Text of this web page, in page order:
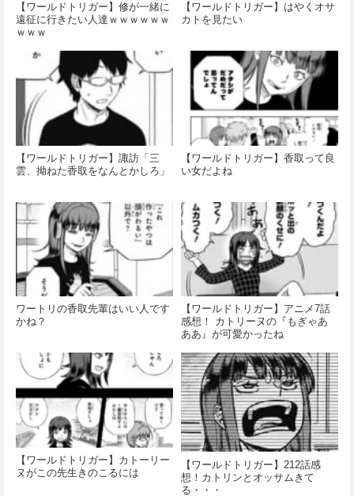
【ワールドトリガー】修が一緒に
遠征に行きたい人達ｗｗｗｗｗｗ
ｗｗｗ
【ワールドトリガー】はやくオサ
カトを見たい
【ワールドトリガー】諏訪「三
雲、拗ねた香取をなんとかしろ」
【ワールドトリガー】香取って良
い女だよね
ワートリの香取先輩はいい人です
かね？
【ワールドトリガー】アニメ7話
感想！ カトリーヌの『もぎゃあ
ああ』が可愛かったね
【ワールドトリガー】カトーリー
ヌがこの先生きのこるには
【ワールドトリガー】212話感
想！カトリンとオッサムきて
る・・・